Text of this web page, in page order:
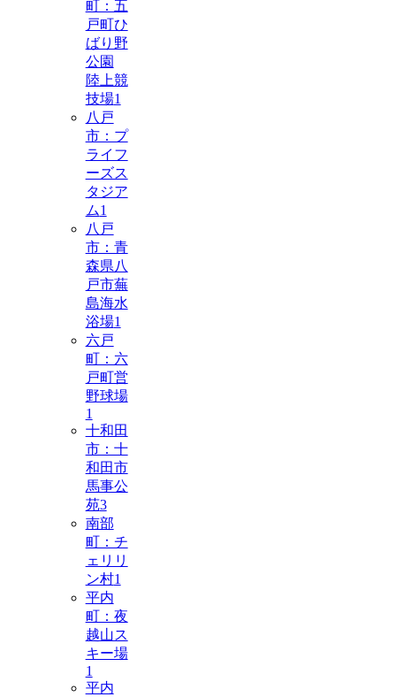
町：五
戸町ひ
ばり野
公園
陸上競
技場1
八戸
市：プ
ライフ
ーズス
タジア
ム1
八戸
市：青
森県八
戸市蕪
島海水
浴場1
六戸
町：六
戸町営
野球場
1
十和田
市：十
和田市
馬事公
苑3
南部
町：チ
ェリリ
ン村1
平内
町：夜
越山ス
キー場
1
平内